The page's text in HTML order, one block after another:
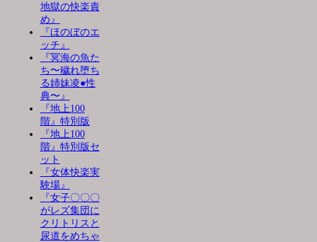
地獄の快楽責
め』
『ほのぼのエ
ッチ』
『冥海の魚た
ち〜穢れ堕ち
る姉妹凌●性
典〜』
『地上100
階』特別版
『地上100
階』特別版セ
ット
『女体快楽実
験場』
『女子〇〇〇
がレズ集団に
クリトリスと
尿道をめちゃ